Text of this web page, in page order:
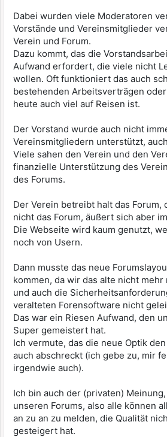
Dabei wurden viele Moderatoren
Vorstände und Vereinsmitglieder
Verein und Forum.
Dazu kommt, das die
Aufwand erfordert, die viele nicht
wollen. Oft funktioniert das auch
bestehenden Arbeitsverträgen
heute auch viel auf Reisen ist.
Der Vorstand wurde auch nicht
Vereinsmitgliedern unterstützt,
Viele sahen den Verein und den
finanzielle Unterstützung des
des Forums.
Der Verein betreibt halt das Forum,
nicht das Forum, äußert sich aber
Die Webseite wird kaum genutzt,
noch von Usern.
Dann musste das neue
kommen, da wir das alte nicht
und auch die
veralteten Forensoftware nicht
Das war ein Riesen Aufwand, den
Super gemeistert hat.
Ich vermute, das die neue Optik
auch abschreckt (ich gebe zu, mir
irgendwie auch).
Ich bin auch der (privaten)
unseren Forums, also alle können
an zu an zu melden, die Qualität
gesteigert hat.